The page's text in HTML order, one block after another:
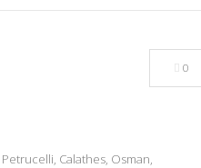
0
Calathes, Osman,